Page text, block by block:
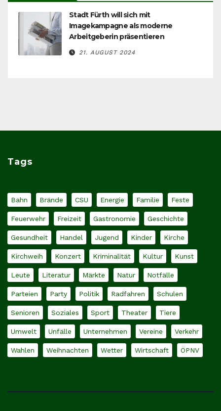
Stadt Fürth will sich mit
Imagekampagne als moderne
Arbeitgeberin präsentieren
21. AUGUST 2024
Tags
Bahn Brände CSU Energie Familie Feste
Feuerwehr Freizeit Gastronomie Geschichte
Gesundheit Handel Jugend Kinder Kirche
Kirchweih Konzert Kriminalität Kultur Kunst
Leute Literatur Märkte Natur Notfälle
Parteien Party Politik Radfahren Schulen
Senioren Soziales Sport Theater Tiere
Umwelt Unfälle Unternehmen Vereine Verkehr
Wahlen Weihnachten Wetter Wirtschaft ÖPNV